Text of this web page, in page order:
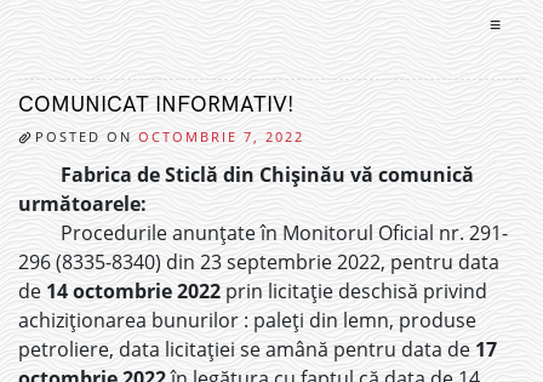
≡
COMUNICAT INFORMATIV!
POSTED ON OCTOMBRIE 7, 2022
Fabrica de Sticlă din Chișinău vă comunică
următoarele:
Procedurile anunțate în Monitorul Oficial nr. 291-
296 (8335-8340) din 23 septembrie 2022, pentru data
de 14 octombrie 2022 prin licitație deschisă privind
achiziționarea bunurilor : paleți din lemn, produse
petroliere, data licitației se amână pentru data de 17